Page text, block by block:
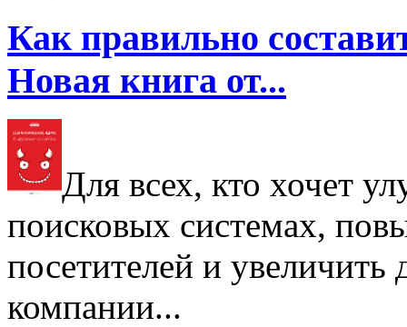
Как правильно
Новая книга от...
Для всех, кто хочет
поисковых системах,
посетителей и увеличить
компании...